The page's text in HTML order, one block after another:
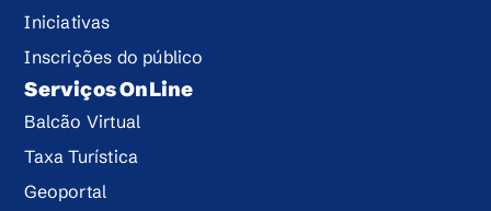
Iniciativas
Inscrições do público
Serviços OnLine
Balcão Virtual
Taxa Turística
Geoportal